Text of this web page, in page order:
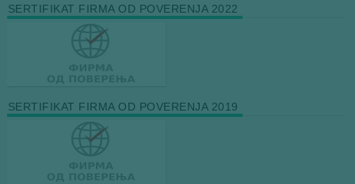
SERTIFIKAT FIRMA OD POVERENJA 2022
SERTIFIKAT FIRMA OD POVERENJA 2019